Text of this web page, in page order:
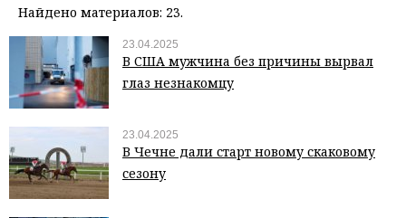
Найдено материалов: 23.
23.04.2025
В США мужчина без причины вырвал
глаз незнакомцу
23.04.2025
В Чечне дали старт новому скаковому
сезону